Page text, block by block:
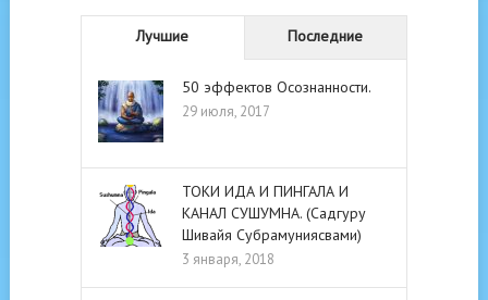
Лучшие Последние
50 эффектов Осознанности.
29 июля, 2017
ТОКИ ИДА И ПИНГАЛА И
КАНАЛ СУШУМНА. (Садгуру
Шивайя Субрамуниясвами)
3 января, 2018